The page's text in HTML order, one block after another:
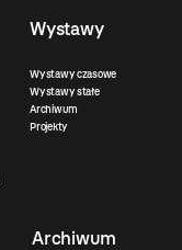
Wystawy
Wystawy czasowe
Wystawy stałe
Archiwum
Projekty
Archiwum